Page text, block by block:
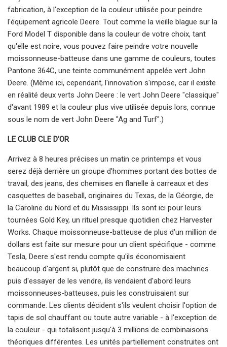
fabrication, à l'exception de la couleur utilisée pour peindre
l'équipement agricole Deere. Tout comme la vieille blague sur la
Ford Model T disponible dans la couleur de votre choix, tant
qu'elle est noire, vous pouvez faire peindre votre nouvelle
moissonneuse-batteuse dans une gamme de couleurs, toutes
Pantone 364C, une teinte communément appelée vert John
Deere. (Même ici, cependant, l'innovation s'impose, car il existe
en réalité deux verts John Deere : le vert John Deere "classique"
d'avant 1989 et la couleur plus vive utilisée depuis lors, connue
sous le nom de vert John Deere "Ag and Turf".)
LE CLUB CLE D'OR
Arrivez à 8 heures précises un matin ce printemps et vous
serez déjà derrière un groupe d'hommes portant des bottes de
travail, des jeans, des chemises en flanelle à carreaux et des
casquettes de baseball, originaires du Texas, de la Géorgie, de
la Caroline du Nord et du Mississippi. Ils sont ici pour leurs
tournées Gold Key, un rituel presque quotidien chez Harvester
Works. Chaque moissonneuse-batteuse de plus d'un million de
dollars est faite sur mesure pour un client spécifique - comme
Tesla, Deere s'est rendu compte qu'ils économisaient
beaucoup d'argent si, plutôt que de construire des machines
puis d'essayer de les vendre, ils vendaient d'abord leurs
moissonneuses-batteuses, puis les construisaient sur
commande. Les clients décident s'ils veulent choisir l'option de
tapis de sol chauffant ou toute autre variable - à l'exception de
la couleur - qui totalisent jusqu'à 3 millions de combinaisons
théoriques différentes. Les unités partiellement construites ont